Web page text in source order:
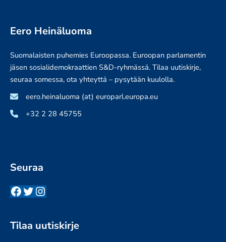
MURTO-
JÄÄ
VALVOJIEN
HAAVIIN,
MAIDEN
HYVIN
Eero Heinäluoma
Suomalaisten puhemies Euroopassa. Euroopan parlamentin
jäsen sosialidemokraattien S&D-ryhmässä. Tilaa uutiskirje,
seuraa somessa, ota yhteyttä – pysytään kuulolla.
eero.heinaluoma (at) europarl.europa.eu
+32 2 28 45755
Seuraa
Facebook
Twitter
Instagram
Tilaa uutiskirje